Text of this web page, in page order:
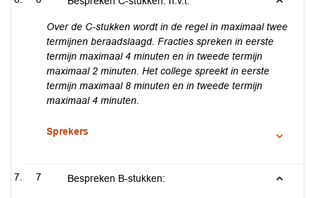
Over de C-stukken wordt in de regel in maximaal twee
termijnen beraadslaagd. Fracties spreken in eerste
termijn maximaal 4 minuten en in tweede termijn
maximaal 2 minuten. Het college spreekt in eerste
termijn maximaal 8 minuten en in tweede termijn
maximaal 4 minuten.
Sprekers
7 Bespreken B-stukken: